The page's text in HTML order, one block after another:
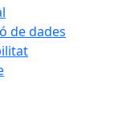
de dades